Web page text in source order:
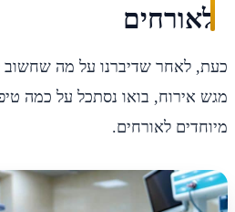
לאורחים
כעת, לאחר שדיברנו על מה שחשוב
מגש אירוח, בואו נסתכל על כמה
מיוחדים לאורחים.